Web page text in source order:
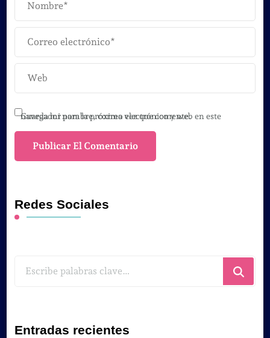
Guarda mi nombre, correo electrónico y web en este navegador para la próxima vez que comente.
Redes Sociales
Entradas recientes